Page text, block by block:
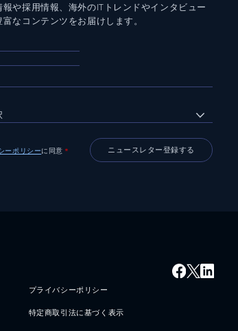
報や採用情報、海外のITトレンドやインタビュー
なコンテンツをお届けします。
ーポリシーに同意 ＊
プライバシーポリシー
特定商取引法に基づく表示